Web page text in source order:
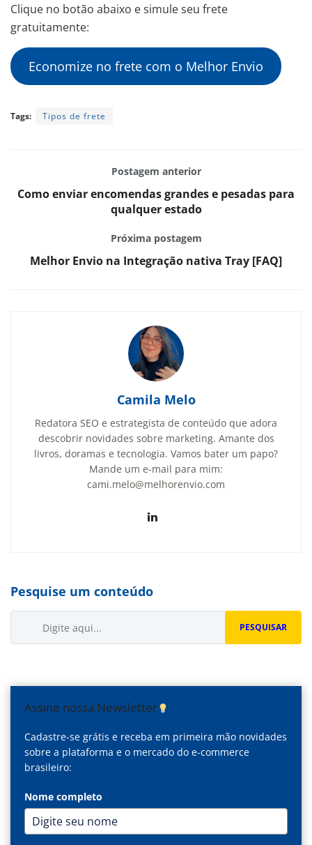
Clique no botão abaixo e simule seu frete
gratuitamente:
Economize no frete com o Melhor Envio
Tags: Tipos de frete
Postagem anterior
Como enviar encomendas grandes e pesadas para
qualquer estado
Próxima postagem
Melhor Envio na Integração nativa Tray [FAQ]
Camila Melo
Redatora SEO e estrategista de conteúdo que adora
descobrir novidades sobre marketing. Amante dos
livros, doramas e tecnologia. Vamos bater um papo?
Mande um e-mail para mim:
cami.melo@melhorenvio.com
Pesquise um conteúdo
PESQUISAR
Assine nossa Newsletter
Cadastre-se grátis e receba em primeira mão novidades
sobre a plataforma e o mercado do e-commerce
brasileiro:
Nome completo